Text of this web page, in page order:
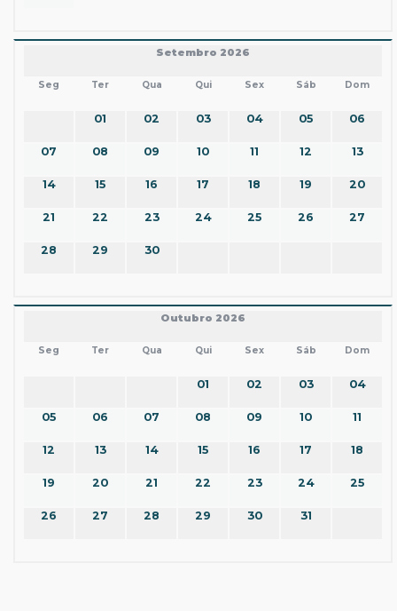
Setembro 2026
Seg Ter Qua Qui Sex Sáb Dom
01 02 03 04 05 06
07 08 09 10 11 12 13
14 15 16 17 18 19 20
21 22 23 24 25 26 27
28 29 30
Outubro 2026
Seg Ter Qua Qui Sex Sáb Dom
01 02 03 04
05 06 07 08 09 10 11
12 13 14 15 16 17 18
19 20 21 22 23 24 25
26 27 28 29 30 31